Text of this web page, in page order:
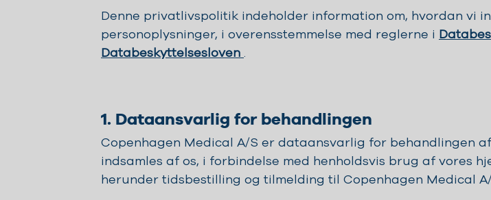
Denne privatlivspolitik indeholder information om, hvordan vi
personoplysninger, i overensstemmelse med reglerne i
Databeskyttelsesloven .
1. Dataansvarlig for behandlingen
Copenhagen Medical A/S er dataansvarlig for behandlingen
indsamles af os, i forbindelse med henholdsvis brug af vores
herunder tidsbestilling og tilmelding til Copenhagen Medical